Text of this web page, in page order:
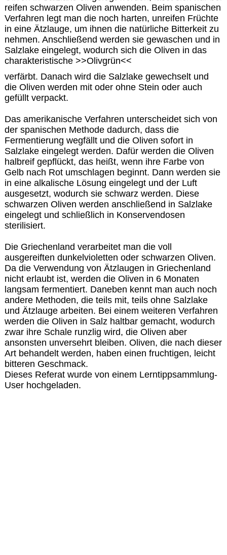
reifen schwarzen Oliven anwenden. Beim spanischen
Verfahren legt man die noch harten, unreifen Früchte
in eine Ätzlauge, um ihnen die natürliche Bitterkeit zu
nehmen. Anschließend werden sie gewaschen und in
Salzlake eingelegt, wodurch sich die Oliven in das
charakteristische >>Olivgrün<<
verfärbt. Danach wird die Salzlake gewechselt und
die Oliven werden mit oder ohne Stein oder auch
gefüllt verpackt.
Das amerikanische Verfahren unterscheidet sich von
der spanischen Methode dadurch, dass die
Fermentierung wegfällt und die Oliven sofort in
Salzlake eingelegt werden. Dafür werden die Oliven
halbreif gepflückt, das heißt, wenn ihre Farbe von
Gelb nach Rot umschlagen beginnt. Dann werden sie
in eine alkalische Lösung eingelegt und der Luft
ausgesetzt, wodurch sie schwarz werden. Diese
schwarzen Oliven werden anschließend in Salzlake
eingelegt und schließlich in Konservendosen
sterilisiert.
Die Griechenland verarbeitet man die voll
ausgereiften dunkelvioletten oder schwarzen Oliven.
Da die Verwendung von Ätzlaugen in Griechenland
nicht erlaubt ist, werden die Oliven in 6 Monaten
langsam fermentiert. Daneben kennt man auch noch
andere Methoden, die teils mit, teils ohne Salzlake
und Ätzlauge arbeiten. Bei einem weiteren Verfahren
werden die Oliven in Salz haltbar gemacht, wodurch
zwar ihre Schale runzlig wird, die Oliven aber
ansonsten unversehrt bleiben. Oliven, die nach dieser
Art behandelt werden, haben einen fruchtigen, leicht
bitteren Geschmack.
Dieses Referat wurde von einem Lerntippsammlung-
User hochgeladen.